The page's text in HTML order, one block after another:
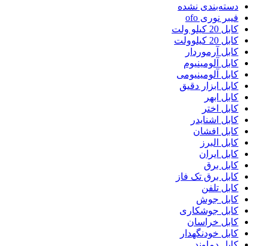
دسته‌بندی نشده
فیبر نوری ofo
کابل 20 کیلو ولت
کابل 20 کیلوولت
کابل آرموردار
کابل آلومینیوم
کابل آلومینیومی
کابل ابزار دقیق
کابل ابهر
کابل اختر
کابل اشنایدر
کابل افشان
کابل البرز
کابل ایران
کابل برق
کابل برق تک فاز
کابل تلفن
کابل جوش
کابل جوشکاری
کابل خراسان
کابل خودنگهدار